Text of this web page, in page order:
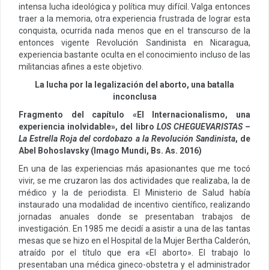
intensa lucha ideológica y política muy difícil. Valga entonces
traer a la memoria, otra experiencia frustrada de lograr esta
conquista, ocurrida nada menos que en el transcurso de la
entonces vigente Revolución Sandinista en Nicaragua,
experiencia bastante oculta en el conocimiento incluso de las
militancias afines a este objetivo.
La lucha por la legalización del aborto, una batalla
inconclusa
Fragmento del capítulo «El Internacionalismo, una
experiencia inolvidable», del libro LOS CHEGUEVARISTAS –
La Estrella Roja del cordobazo a la Revolución Sandinista, de
Abel Bohoslavsky (Imago Mundi, Bs. As. 2016)
En una de las experiencias más apasionantes que me tocó
vivir, se me cruzaron las dos actividades que realizaba, la de
médico y la de periodista. El Ministerio de Salud había
instaurado una modalidad de incentivo científico, realizando
jornadas anuales donde se presentaban trabajos de
investigación. En 1985 me decidí a asistir a una de las tantas
mesas que se hizo en el Hospital de la Mujer Bertha Calderón,
atraído por el título que era «El aborto». El trabajo lo
presentaban una médica gineco-obstetra y el administrador